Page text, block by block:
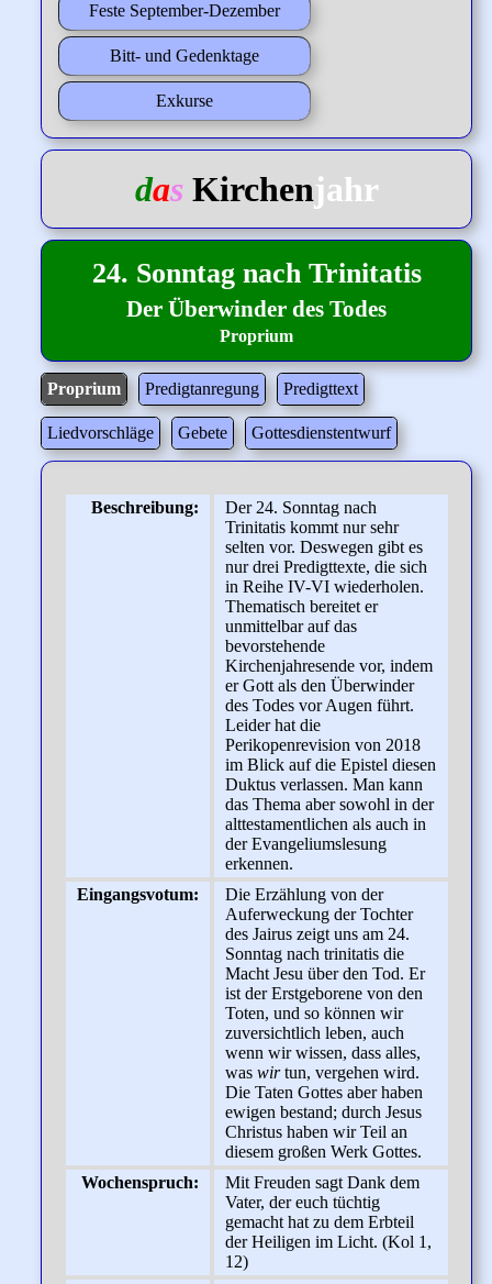
Feste September-Dezember
Bitt- und Gedenktage
Exkurse
das Kirchenjahr
24. Sonntag nach Trinitatis
Der Überwinder des Todes
Proprium
Proprium Predigtanregung Predigttext
Liedvorschläge Gebete Gottesdienstentwurf
Beschreibung:
Der 24. Sonntag nach
Trinitatis kommt nur sehr
selten vor. Deswegen gibt es
nur drei Predigttexte, die sich
in Reihe IV-VI wiederholen.
Thematisch bereitet er
unmittelbar auf das
bevorstehende
Kirchenjahresende vor, indem
er Gott als den Überwinder
des Todes vor Augen führt.
Leider hat die
Perikopenrevision von 2018
im Blick auf die Epistel diesen
Duktus verlassen. Man kann
das Thema aber sowohl in der
alttestamentlichen als auch in
der Evangeliumslesung
erkennen.
Eingangsvotum:
Die Erzählung von der
Auferweckung der Tochter
des Jairus zeigt uns am 24.
Sonntag nach trinitatis die
Macht Jesu über den Tod. Er
ist der Erstgeborene von den
Toten, und so können wir
zuversichtlich leben, auch
wenn wir wissen, dass alles,
was wirtun, vergehen wird.
Die Taten Gottes aber haben
ewigen bestand; durch Jesus
Christus haben wir Teil an
diesem großen Werk Gottes.
Wochenspruch:
Mit Freuden sagt Dank dem
Vater, der euch tüchtig
gemacht hat zu dem Erbteil
der Heiligen im Licht. (Kol 1,
12)